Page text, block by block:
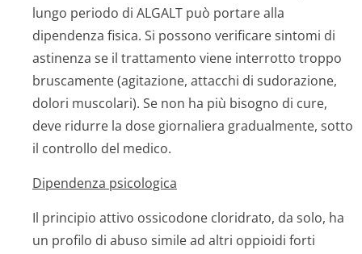
lungo periodo di ALGALT può portare alla
dipendenza fisica. Si possono verificare sintomi di
astinenza se il trattamento viene interrotto troppo
bruscamente (agitazione, attacchi di sudorazione,
dolori muscolari). Se non ha più bisogno di cure,
deve ridurre la dose giornaliera gradualmente, sotto
il controllo del medico.
Dipendenza psicologica
Il principio attivo ossicodone cloridrato, da solo, ha
un profilo di abuso simile ad altri oppioidi forti